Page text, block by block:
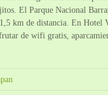
El Parque Nacional
km de distancia. En Hotel
de wifi gratis,